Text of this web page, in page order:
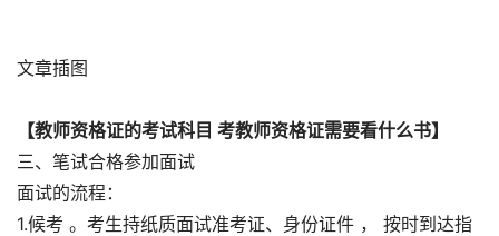
文章插图
【教师资格证的考试科目 考教师资格证需要看什么书】
三、笔试合格参加面试
面试的流程：
1.候考 。考生持纸质面试准考证、身份证件 ， 按时到达指